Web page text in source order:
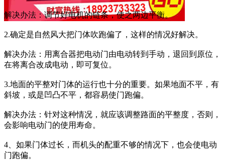
解决办法：调节好电机的链条，使之两边平衡。
2.确定是自然风大把门体吹跑偏了，这样的情况好解决。
解决办法：用离合器把电动门由电动转到手动，退回到原位，
在将离合改成电动，即可复位。
3.地面的平整对门体的运行也十分的重要。如果地面不平，有
斜坡，或是凹凸不平，都容易使门跑偏。
解决办法：针对这种情况，就应该调整路面的平整度，否则，
会影响电动门的使用寿命。
4、如果门体过长，而机头的配重不够的情况下，也会使电动
门跑偏。